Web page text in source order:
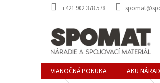
na
+421 902 378 578
VIANOČNÁ PONUKA AKU